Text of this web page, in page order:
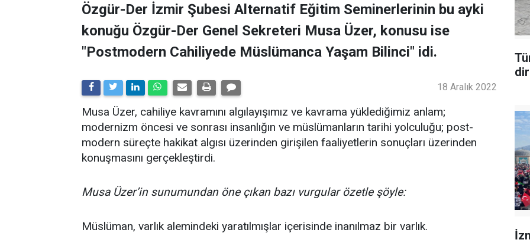
Özgür-Der İzmir Şubesi Alternatif Eğitim Seminerlerinin bu ayki
konuğu Özgür-Der Genel Sekreteri Musa Üzer, konusu ise
"Postmodern Cahiliyede Müslümanca Yaşam Bilinci" idi.
18 Aralık 2022
Musa Üzer, cahiliye kavramını algılayışımız ve kavrama yüklediğimiz anlam;
modernizm öncesi ve sonrası insanlığın ve müslümanların tarihi yolculuğu; post-
modern süreçte hakikat algısı üzerinden girişilen faaliyetlerin sonuçları üzerinden
konuşmasını gerçekleştirdi.
Musa Üzer’in sunumundan öne çıkan bazı vurgular özetle şöyle:
Müslüman, varlık alemindeki yaratılmışlar içerisinde inanılmaz bir varlık.